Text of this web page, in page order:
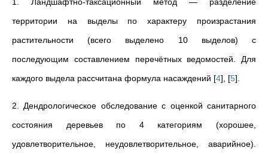
территории на выделы по характеру произрастания
растительности (всего выделено 10 выделов) с
последующим составлением перечётных ведомостей. Для
каждого выдела рассчитана формула насаждений [4] [5]
2. Дендрологическое обследование с оценкой санитарного
состояния деревьев по 4 категориям (хорошее,
удовлетворительное, неудовлетворительное, аварийное).